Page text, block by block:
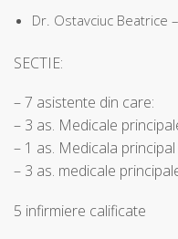
Dr. Ostavciuc Beatrice
SECTIE:
– 7 asistente din care:
– 3 as. Medicale
– 1 as. Medicala
– 3 as. medicale
5 infirmiere calificate